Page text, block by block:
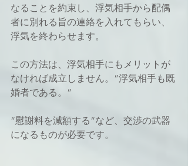
なることを約束し、浮気相手から配偶
者に別れる旨の連絡を入れてもらい、
浮気を終わらせます。
この方法は、浮気相手にもメリットが
なければ成立しません。”浮気相手も既
婚者である。”
”慰謝料を減額する”など、交渉の武器
になるものが必要です。